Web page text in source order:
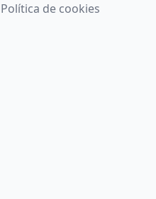
Política de cookies